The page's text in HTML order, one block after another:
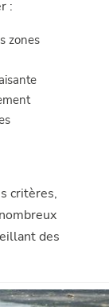
:
zones
critères,
des